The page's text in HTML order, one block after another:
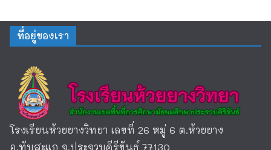
ที่อยู่ของเรา
โรงเรียนห้วยยางวิทยา เลขที่ 26 หมู่ 6 ต.ห้วยยาง
อ.ทับสะแก จ.ประจวบคีรีขันธ์ 77130